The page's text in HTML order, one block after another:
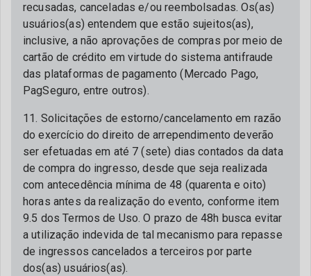
recusadas, canceladas e/ou reembolsadas. Os(as)
usuários(as) entendem que estão sujeitos(as),
inclusive, a não aprovações de compras por meio de
cartão de crédito em virtude do sistema antifraude
das plataformas de pagamento (Mercado Pago,
PagSeguro, entre outros).
11. Solicitações de estorno/cancelamento em razão
do exercício do direito de arrependimento deverão
ser efetuadas em até 7 (sete) dias contados da data
de compra do ingresso, desde que seja realizada
com antecedência mínima de 48 (quarenta e oito)
horas antes da realização do evento, conforme item
9.5 dos Termos de Uso. O prazo de 48h busca evitar
a utilização indevida de tal mecanismo para repasse
de ingressos cancelados a terceiros por parte
dos(as) usuários(as).